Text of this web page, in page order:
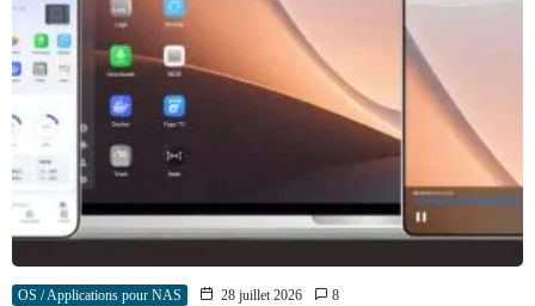
OS / Applications pour NAS 28 juillet 2026 8